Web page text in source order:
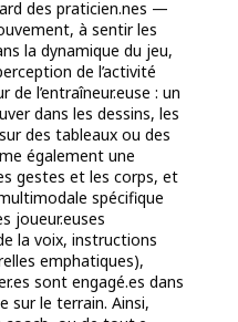
des praticien.nes —
à sentir les
la dynamique du jeu,
de l’activité
l’entraîneur.euse : un
dans les dessins, les
des tableaux ou des
également une
gestes et les corps, et
spécifique
joueur.euses
la voix, instructions
emphatiques),
sont engagé.es dans
sur le terrain. Ainsi,